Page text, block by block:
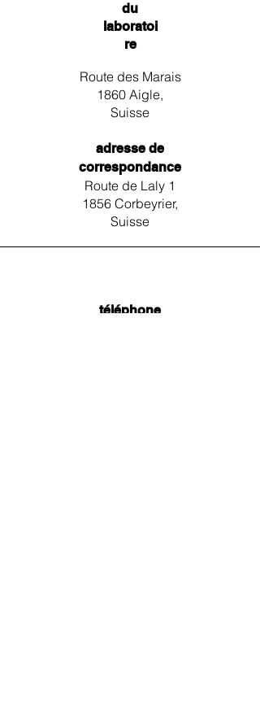
du
laboratoi
re
Route des Marais
1860 Aigle,
Suisse
adresse de
correspondance
Route de Laly 1
1856 Corbeyrier,
Suisse
téléphone